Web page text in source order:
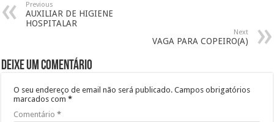
Previous
AUXILIAR DE HIGIENE
HOSPITALAR
Next
VAGA PARA COPEIRO(A)
Deixe um comentário
O seu endereço de email não será publicado. Campos obrigatórios
marcados com*
Comentário*